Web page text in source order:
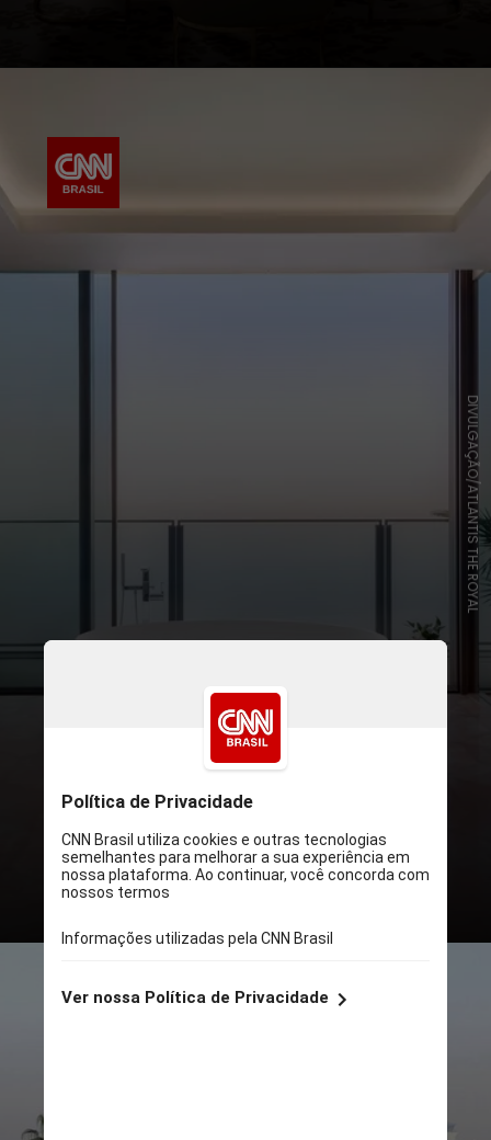
O Atlantis, The Royal, foi
inaugurado em Dubai no ano
passado, próximo ao principal
resort da marca The Palm
DIVULGAÇÃO/ATLANTIS THE ROYAL